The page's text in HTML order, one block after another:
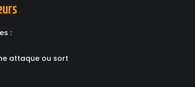
:
attaque ou sort